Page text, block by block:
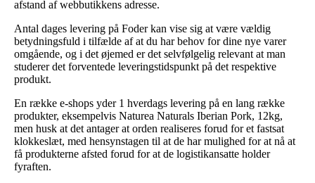
afstand af webbutikkens adresse.
Antal dages levering på Foder kan vise sig at være vældig
betydningsfuld i tilfælde af at du har behov for dine nye varer
omgående, og i det øjemed er det selvfølgelig relevant at man
studerer det forventede leveringstidspunkt på det respektive
produkt.
En række e-shops yder 1 hverdags levering på en lang række
produkter, eksempelvis Naturea Naturals Iberian Pork, 12kg,
men husk at det antager at orden realiseres forud for et fastsat
klokkeslæt, med hensynstagen til at de har mulighed for at nå at
få produkterne afsted forud for at de logistikansatte holder
fyraften.